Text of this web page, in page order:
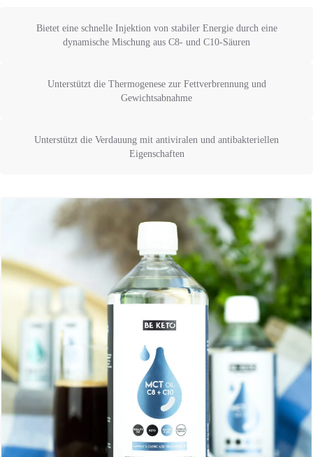
Bietet eine schnelle Injektion von stabiler Energie durch eine
dynamische Mischung aus C8- und C10-Säuren
Unterstützt die Thermogenese zur Fettverbrennung und
Gewichtsabnahme
Unterstützt die Verdauung mit antiviralen und antibakteriellen
Eigenschaften